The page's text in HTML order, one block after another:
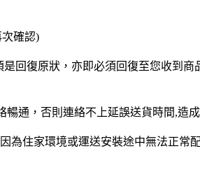
確認)
復原狀，亦即必須回復至您收到
通，否則連絡不上延誤送貨時間,造
住家環境或運送安裝途中無法正常